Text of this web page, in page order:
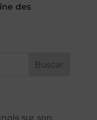
des
Buscar
sur son